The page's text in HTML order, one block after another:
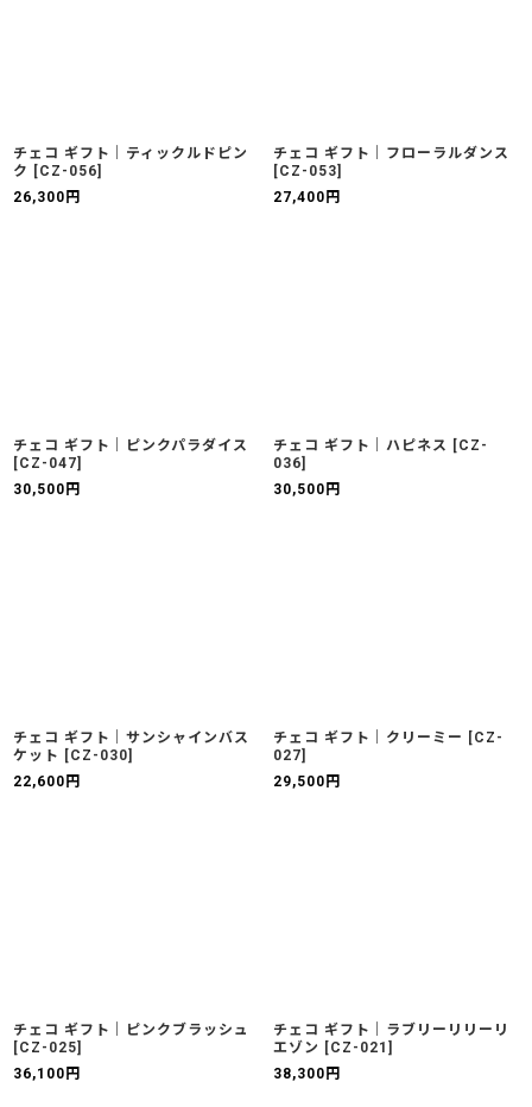
チェコ ギフト｜ティックルドピン
ク
[CZ-056]
26,300 円
チェコ ギフト｜フローラルダンス
[CZ-053]
27,400 円
チェコ ギフト｜ピンクパラダイス
[CZ-047]
30,500 円
チェコ ギフト｜ハピネス [CZ-
036]
30,500 円
チェコ ギフト｜サンシャインバス
ケット
[CZ-030]
22,600 円
チェコ ギフト｜クリーミー [CZ-
027]
29,500 円
チェコ ギフト｜ピンクブラッシュ
[CZ-025]
36,100 円
チェコ ギフト｜ラブリーリリーリ
エゾン
[CZ-021 ]
38,300 円